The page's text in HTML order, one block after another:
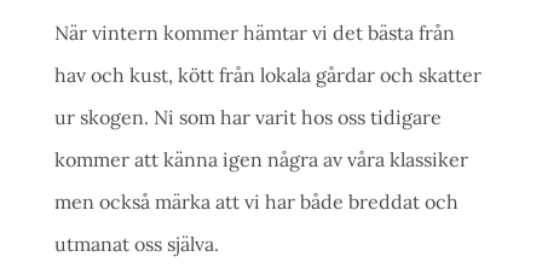
När vintern kommer hämtar vi det bästa från
hav och kust, kött från lokala gårdar och skatter
ur skogen. Ni som har varit hos oss tidigare
kommer att känna igen några av våra klassiker
men också märka att vi har både breddat och
utmanat oss själva.